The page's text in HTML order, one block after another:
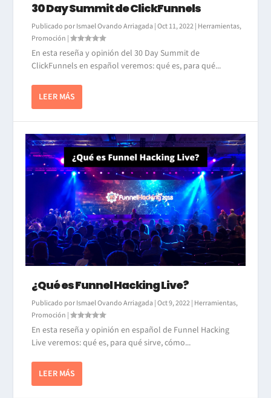
30 Day Summit de ClickFunnels
Publicado porIsmael Ovando Arriagada|Oct 11, 2022| Herramientas,
Promoción |
En esta reseña y opinión del 30 Day Summit de
ClickFunnels en español veremos: qué es, para qué...
LEER MÁS
¿Qué es Funnel Hacking Live?
Publicado porIsmael Ovando Arriagada|Oct 9, 2022| Herramientas,
Promoción |
En esta reseña y opinión en español de Funnel Hacking
Live veremos: qué es, para qué sirve, cómo...
LEER MÁS